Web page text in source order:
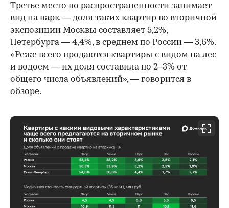
Третье место по распространенности занимает
вид на парк — доля таких квартир во вторичной
экспозиции Москвы составляет 5,2%,
Петербурга — 4,4%, в среднем по России — 3,6%.
«Реже всего продаются квартиры с видом на лес
и водоем — их доля составила по 2–3% от
общего числа объявлений», — говорится в
обзоре.